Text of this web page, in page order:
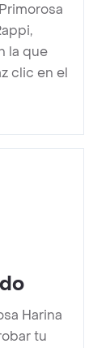
la que
clic en el
Harina
tu